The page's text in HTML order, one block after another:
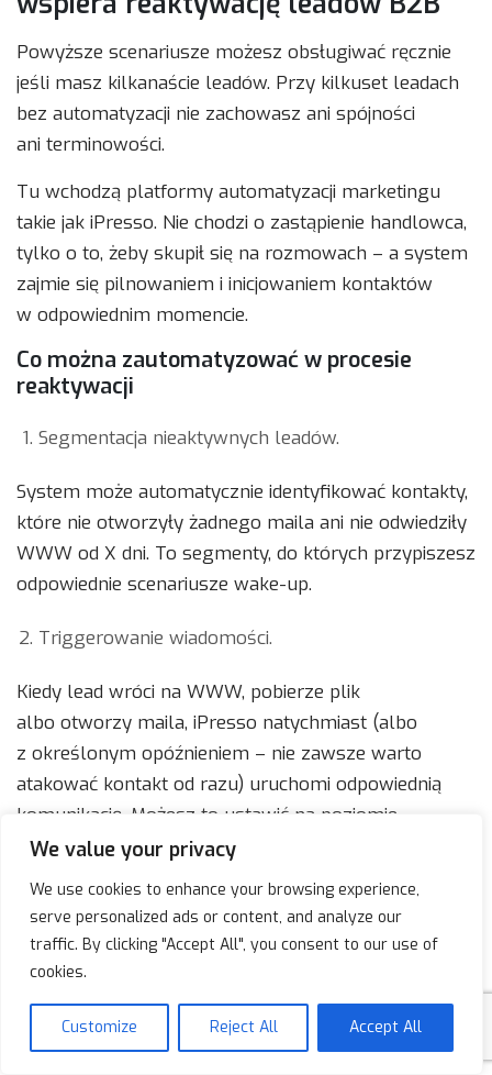
We value your privacy
We use cookies to enhance your browsing experience,
serve personalized ads or content, and analyze our
traffic. By clicking "Accept All", you consent to our use of
cookies.
Customize Reject All Accept All
Powyższe scenariusze możesz obsługiwać ręcznie
jeśli masz kilkanaście leadów. Przy kilkuset leadach
bez automatyzacji nie zachowasz ani spójności
ani terminowości.
Tu wchodzą platformy automatyzacji marketingu
takie jak iPresso. Nie chodzi o zastąpienie handlowca,
tylko o to, żeby skupił się na rozmowach – a system
zajmie się pilnowaniem i inicjowaniem kontaktów
w odpowiednim momencie.
Co można zautomatyzować w procesie
reaktywacji
Segmentacja nieaktywnych leadów.
System może automatycznie identyfikować kontakty,
które nie otworzyły żadnego maila ani nie odwiedziły
WWW od X dni. To segmenty, do których przypiszesz
odpowiednie scenariusze wake-up.
Triggerowanie wiadomości.
Kiedy lead wróci na WWW, pobierze plik
albo otworzy maila, iPresso natychmiast (albo
z określonym opóźnieniem – nie zawsze warto
atakować kontakt od razu) uruchomi odpowiednią
komunikację. Możesz to ustawić na poziomie
konkretnych podstron, plików, akcji, z dowolną logiką
czasową i warunkami.
Sekwencje wielokanałowe.
Marketing automation pozwala łączyć wysłanie maila
z powiadomieniem dla handlowca (żeby zadzwonił),
SMS i retargetingiem w reklamach.